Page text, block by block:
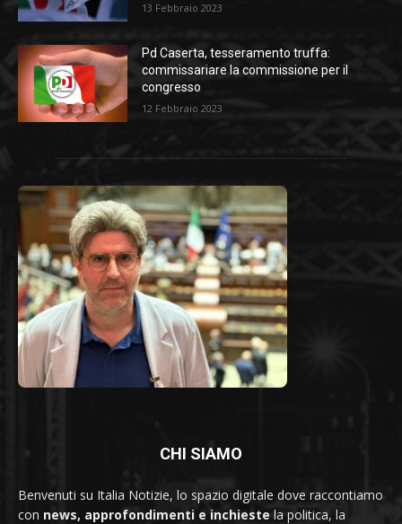
13 Febbraio 2023
Pd Caserta, tesseramento truffa:
commissariare la commissione per il
congresso
12 Febbraio 2023
CHI SIAMO
Benvenuti su Italia Notizie, lo spazio digitale dove raccontiamo
con news, approfondimenti e inchieste la politica, la